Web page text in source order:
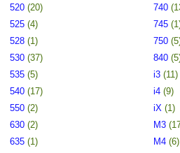
520 (20)
525 (4)
528 (1)
530 (37)
535 (5)
540 (17)
550 (2)
630 (2)
635 (1)
740
745
750
840
i3 (11)
i4 (9)
iX (1)
M3
M4 (6)